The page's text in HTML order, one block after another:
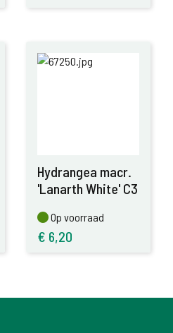
Hydrangea macr.
'Lanarth White' C3
Op voorraad
Op voorraad
€ 6,20